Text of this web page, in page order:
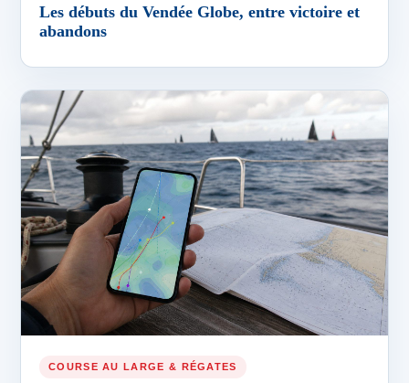
Les débuts du Vendée Globe, entre victoire et
abandons
COURSE AU LARGE & RÉGATES